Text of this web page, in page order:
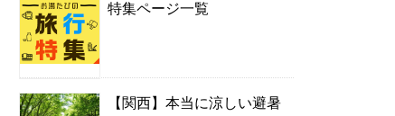
特集ページ一覧
【関西】本当に涼しい避暑